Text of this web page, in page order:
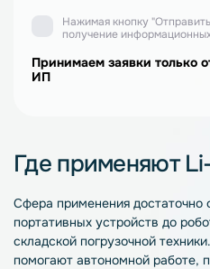
Нажимая кнопку
получение
Принимаем заявки только
ИП
Где применяют
Сфера применения достаточно
портативных устройств до
складской погрузочной
помогают автономной работе,